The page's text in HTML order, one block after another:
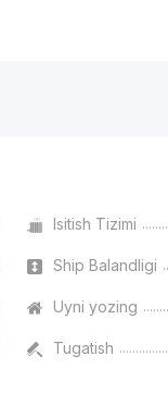
Isitish Tizimi
Ship Balandligi
Uyni yozing
Tugatish